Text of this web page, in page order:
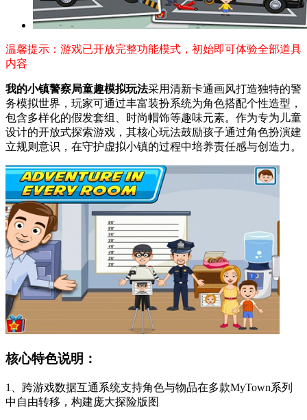
温馨提示：游戏已开放完整功能模式，初始即可体验全部道具
内容
我的小镇警察局童趣模拟玩法采用清新卡通画风打造独特的警
务模拟世界，玩家可通过丰富装扮系统为角色搭配个性造型，
包含多样化的假发套组、时尚帽饰等趣味元素。作为专为儿童
设计的开放式探索游戏，其核心玩法鼓励孩子通过角色扮演建
立规则意识，在守护虚拟小镇的过程中培养责任感与创造力。
核心特色说明：
1、跨游戏数据互通系统支持角色与物品在多款MyTown系列
中自由转移，构建庞大探险版图